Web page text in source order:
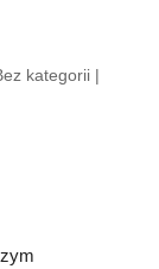
kategorii|